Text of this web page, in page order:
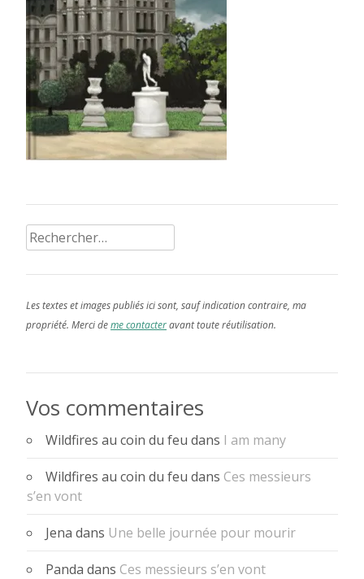
Rechercher :
Les textes et images publiés ici sont, sauf indication contraire, ma
propriété. Merci deme contacteravant toute réutilisation.
Vos commentaires
Wildfires au coin du feu dans I am many
Wildfires au coin du feu dans Ces messieurs
s’en vont
Jena dans Une belle journée pour mourir
Panda dans Ces messieurs s’en vont